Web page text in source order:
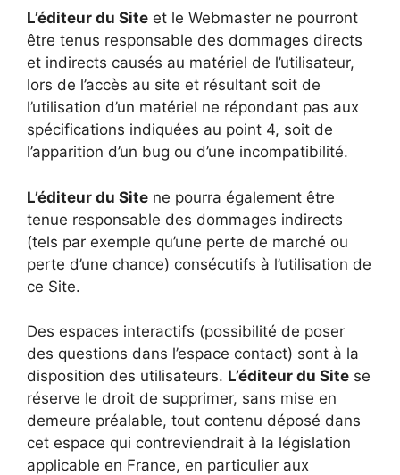
L’éditeur du Site et le Webmaster ne pourront
être tenus responsable des dommages directs
et indirects causés au matériel de l’utilisateur,
lors de l’accès au site et résultant soit de
l’utilisation d’un matériel ne répondant pas aux
spécifications indiquées au point 4, soit de
l’apparition d’un bug ou d’une incompatibilité.
L’éditeur du Site ne pourra également être
tenue responsable des dommages indirects
(tels par exemple qu’une perte de marché ou
perte d’une chance) consécutifs à l’utilisation de
ce Site.
Des espaces interactifs (possibilité de poser
des questions dans l’espace contact) sont à la
disposition des utilisateurs. L’éditeur du Site se
réserve le droit de supprimer, sans mise en
demeure préalable, tout contenu déposé dans
cet espace qui contreviendrait à la législation
applicable en France, en particulier aux